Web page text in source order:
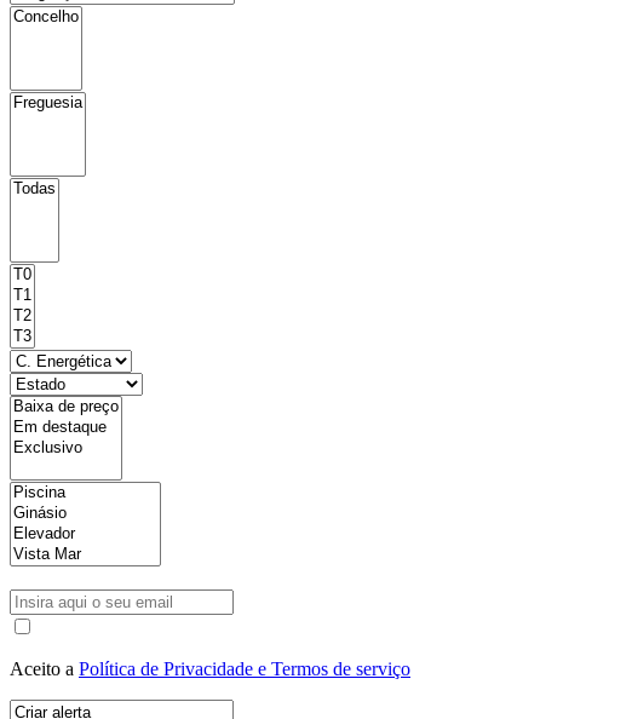
Aceito a Política de Privacidade e Termos de serviço